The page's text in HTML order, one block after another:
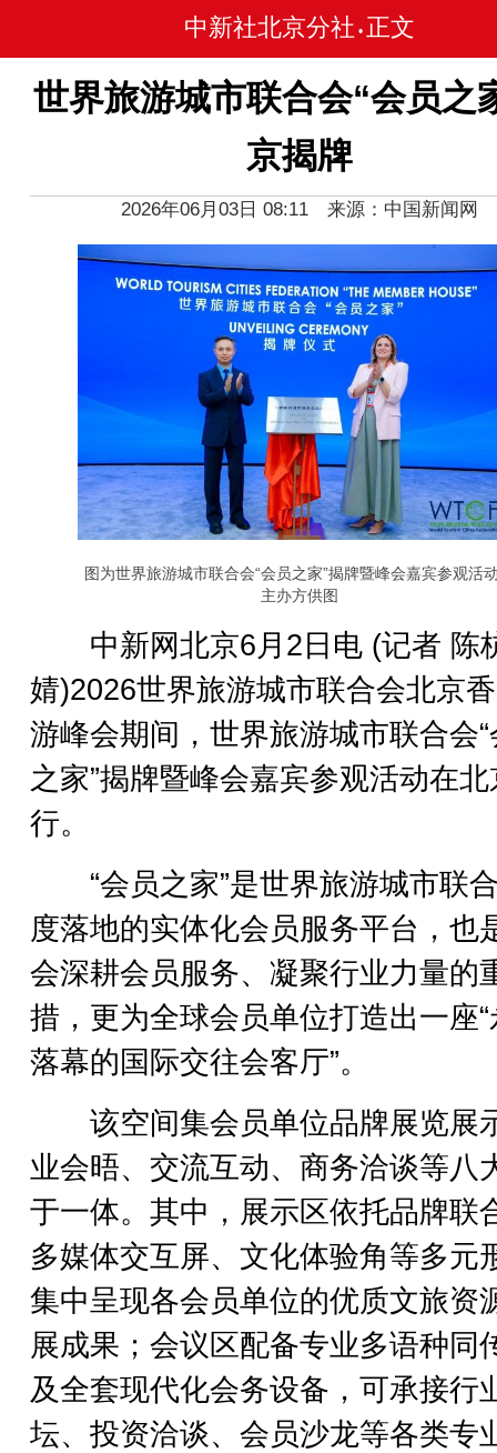
中新社北京分社 • 正文
世界旅游城市联合会“会员之
京揭牌
2026年06月03日 08:11 来源：中国新闻网
图为世界旅游城市联合会“会员之家”揭牌暨峰会嘉宾参观活
主办方供图
中新网北京6月2日电 (记者 陈
婧)2026世界旅游城市联合会北京
游峰会期间，世界旅游城市联合会
之家”揭牌暨峰会嘉宾参观活动在
行。
“会员之家”是世界旅游城市联
度落地的实体化会员服务平台，也
会深耕会员服务、凝聚行业力量的
措，更为全球会员单位打造出一座
落幕的国际交往会客厅”。
该空间集会员单位品牌展览展
业会晤、交流互动、商务洽谈等八
于一体。其中，展示区依托品牌联
多媒体交互屏、文化体验角等多元
集中呈现各会员单位的优质文旅资
展成果；会议区配备专业多语种同
及全套现代化会务设备，可承接行
坛、投资洽谈、会员沙龙等各类专